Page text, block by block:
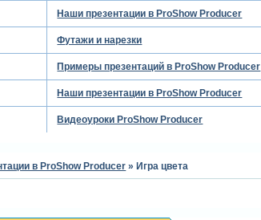
Наши презентации в ProShow Producer
Футажи и нарезки
Примеры презентаций в ProShow Producer
Наши презентации в ProShow Producer
Видеоуроки ProShow Producer
в ProShow Producer » Игра цвета